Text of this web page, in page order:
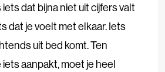
dat bijna niet uit cijfers valt
dat je voelt met elkaar. Iets
uit bed komt. Ten
aanpakt, moet je heel